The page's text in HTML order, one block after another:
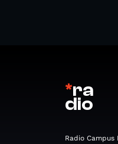
*ra
dio
Radio